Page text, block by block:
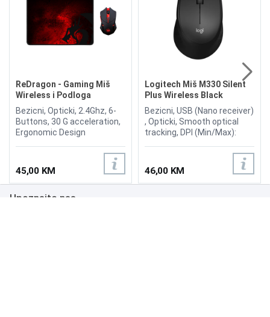
ReDragon - Gaming Miš
Wireless i Podloga
M601WL-BA 2u1
Bezicni, Opticki, 2.4Ghz, 6-
Buttons, 30 G acceleration,
Ergonomic Design
fatigue, Quick-change DPI
(800/1200/1600/2400),
Advanced gaming sensor
for accurate gaming
45,00 KM
Logitech Miš M330 Silent
Plus Wireless Black
Bezicni, USB (Nano receiver)
, Opticki, Smooth optical
tracking, DPI (Min/Max):
10m, Connect / Power: Yes,
on/off switch, Scroll Wheel:
Yes
46,00 KM
Upoznajte nas